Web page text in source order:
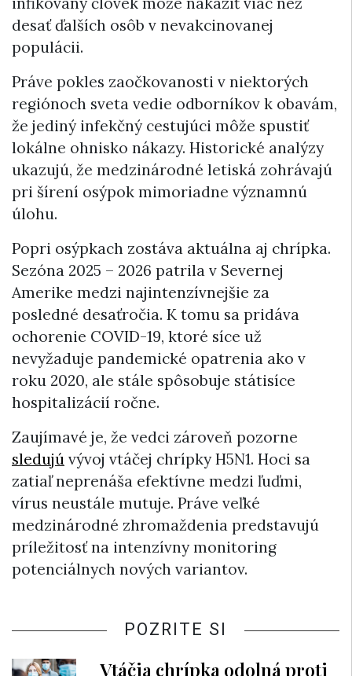
desať ďalších osôb v nevakcinovanej
populácii.
Práve pokles zaočkovanosti v niektorých
regiónoch sveta vedie odborníkov k obavám,
že jediný infekčný cestujúci môže spustiť
lokálne ohnisko nákazy. Historické analýzy
ukazujú, že medzinárodné letiská zohrávajú
pri šírení osýpok mimoriadne významnú
úlohu.
Popri osýpkach zostáva aktuálna aj chrípka.
Sezóna 2025 – 2026 patrila v Severnej
Amerike medzi najintenzívnejšie za
posledné desaťročia. K tomu sa pridáva
ochorenie COVID-19, ktoré síce už
nevyžaduje pandemické opatrenia ako v
roku 2020, ale stále spôsobuje státisíce
hospitalizácií ročne.
Zaujímavé je, že vedci zároveň pozorne
sledujú vývoj vtáčej chrípky H5N1. Hoci sa
zatiaľ neprenáša efektívne medzi ľuďmi,
vírus neustále mutuje. Práve veľké
medzinárodné zhromaždenia predstavujú
príležitosť na intenzívny monitoring
potenciálnych nových variantov.
POZRITE SI
Vtáčia chrípka odolná proti